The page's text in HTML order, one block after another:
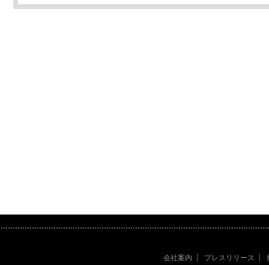
会社案内 プレスリリース